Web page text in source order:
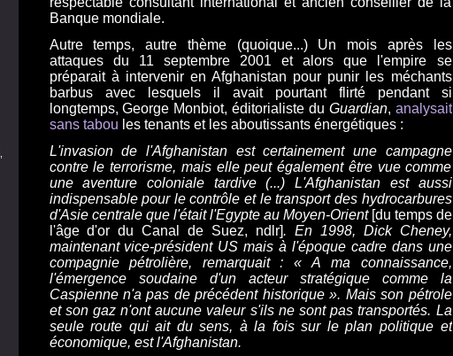
Banque mondiale.
Autre temps, autre thème (quoique...) Un mois après les
attaques du 11 septembre 2001 et alors que l'empire se
préparait à intervenir en Afghanistan pour punir les méchants
barbus avec lesquels il avait pourtant flirté pendant si
longtemps, George Monbiot, éditorialiste du Guardian, analysait
sans tabou les tenants et les aboutissants énergétiques :
L'invasion de l'Afghanistan est certainement une campagne
contre le terrorisme, mais elle peut également être vue comme
une aventure coloniale tardive (...) L'Afghanistan est aussi
indispensable pour le contrôle et le transport des hydrocarbures
d'Asie centrale que l'était l'Egypte au Moyen-Orient [du temps de
l'âge d'or du Canal de Suez, ndlr]. En 1998, Dick Cheney,
maintenant vice-président US mais à l'époque cadre dans une
compagnie pétrolière, remarquait : « A ma connaissance,
l'émergence soudaine d'un acteur stratégique comme la
Caspienne n'a pas de précédent historique ». Mais son pétrole
et son gaz n'ont aucune valeur s'ils ne sont pas transportés. La
seule route qui ait du sens, à la fois sur le plan politique et
économique, est l'Afghanistan.